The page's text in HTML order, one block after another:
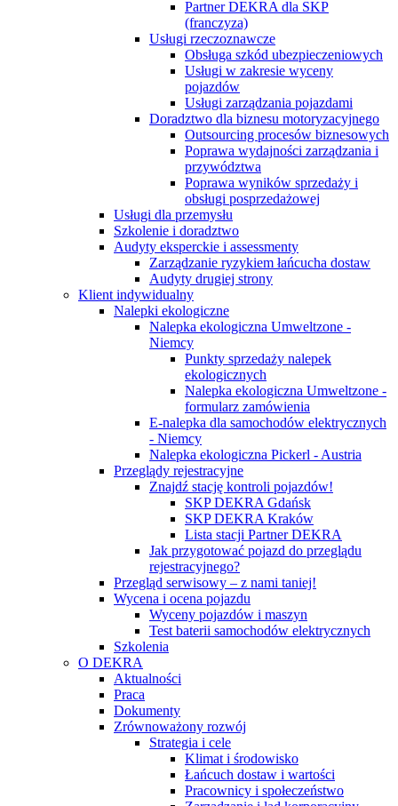
Partner DEKRA dla SKP
(franczyza)
Usługi rzeczoznawcze
Obsługa szkód ubezpieczeniowych
Usługi w zakresie wyceny
pojazdów
Usługi zarządzania pojazdami
Doradztwo dla biznesu motoryzacyjnego
Outsourcing procesów biznesowych
Poprawa wydajności zarządzania i
przywództwa
Poprawa wyników sprzedaży i
obsługi posprzedażowej
Usługi dla przemysłu
Szkolenie i doradztwo
Audyty eksperckie i assessmenty
Zarządzanie ryzykiem łańcucha dostaw
Audyty drugiej strony
Klient indywidualny
Nalepki ekologiczne
Nalepka ekologiczna Umweltzone -
Niemcy
Punkty sprzedaży nalepek
ekologicznych
Nalepka ekologiczna Umweltzone -
formularz zamówienia
E-nalepka dla samochodów elektrycznych
- Niemcy
Nalepka ekologiczna Pickerl - Austria
Przeglądy rejestracyjne
Znajdź stację kontroli pojazdów!
SKP DEKRA Gdańsk
SKP DEKRA Kraków
Lista stacji Partner DEKRA
Jak przygotować pojazd do przeglądu
rejestracyjnego?
Przegląd serwisowy – z nami taniej!
Wycena i ocena pojazdu
Wyceny pojazdów i maszyn
Test baterii samochodów elektrycznych
Szkolenia
O DEKRA
Aktualności
Praca
Dokumenty
Zrównoważony rozwój
Strategia i cele
Klimat i środowisko
Łańcuch dostaw i wartości
Pracownicy i społeczeństwo